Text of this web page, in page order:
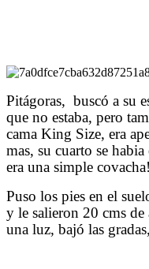
Pitágoras, buscó a su
que no estaba, pero
cama King Size, era
mas, su cuarto se
era una simple covacha!
Puso los pies en el
y le salieron 20 cms
una luz, bajó las